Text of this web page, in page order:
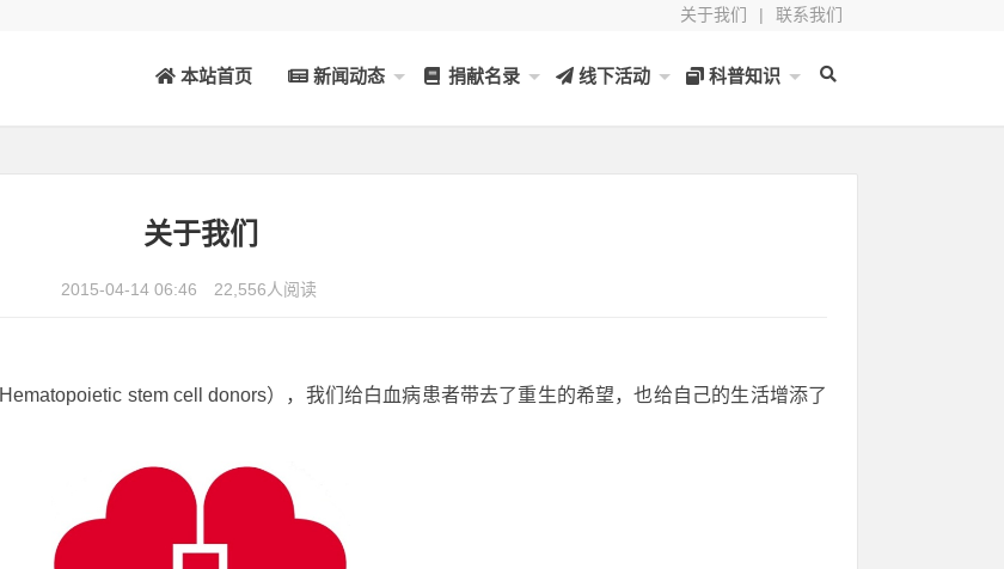
关于我们 | 联系我们
本站首页 新闻动态 捐献名录 线下活动 科普知识
关于我们
2015-04-14 06:46 22,556人阅读
Hematopoietic stem cell donors），我们给白血病患者带去了重生的希望，也给自己的生活增添了